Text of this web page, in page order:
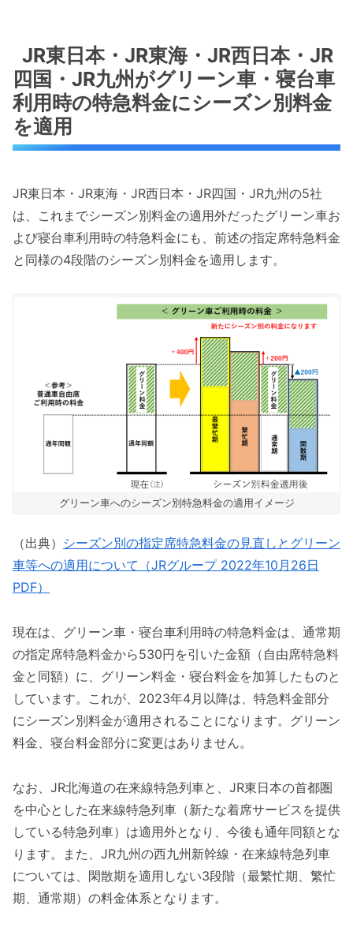
JR東日本・JR東海・JR西日本・JR
四国・JR九州がグリーン車・寝台車
利用時の特急料金にシーズン別料金
を適用
JR東日本・JR東海・JR西日本・JR四国・JR九州の5社
は、これまでシーズン別料金の適用外だったグリーン車お
よび寝台車利用時の特急料金にも、前述の指定席特急料金
と同様の4段階のシーズン別料金を適用します。
グリーン車へのシーズン別特急料金の適用イメージ
（出典） シーズン別の指定席特急料金の見直しとグリーン
車等への適用について（JRグループ 2022年10月26日
PDF）
現在は、グリーン車・寝台車利用時の特急料金は、通常期
の指定席特急料金から530円を引いた金額（自由席特急料
金と同額）に、グリーン料金・寝台料金を加算したものと
しています。これが、2023年4月以降は、特急料金部分
にシーズン別料金が適用されることになります。グリーン
料金、寝台料金部分に変更はありません。
なお、JR北海道の在来線特急列車と、JR東日本の首都圏
を中心とした在来線特急列車（新たな着席サービスを提供
している特急列車）は適用外となり、今後も通年同額とな
ります。また、JR九州の西九州新幹線・在来線特急列車
については、閑散期を適用しない3段階（最繁忙期、繁忙
期、通常期）の料金体系となります。